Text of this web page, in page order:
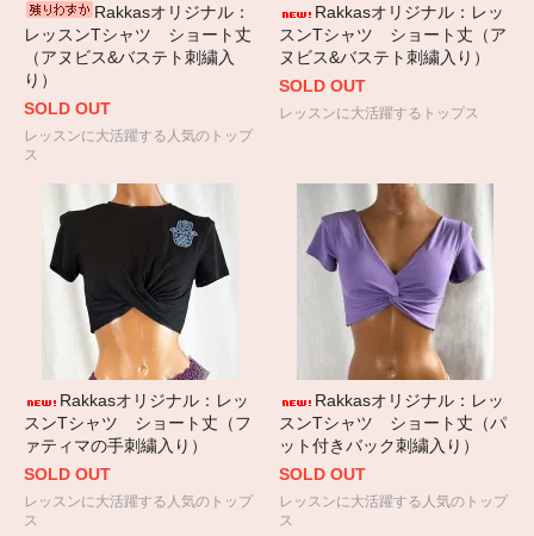
Rakkasオリジナル：
レッスンTシャツ ショート丈
（アヌビス&バステト刺繍入
り）
SOLD OUT
レッスンに大活躍する人気のトップ
ス
Rakkasオリジナル：レッ
スンTシャツ ショート丈（ア
ヌビス&バステト刺繍入り）
SOLD OUT
レッスンに大活躍するトップス
Rakkasオリジナル：レッ
スンTシャツ ショート丈（フ
ァティマの手刺繍入り）
SOLD OUT
レッスンに大活躍する人気のトップ
ス
Rakkasオリジナル：レッ
スンTシャツ ショート丈（パ
ット付きバック刺繍入り）
SOLD OUT
レッスンに大活躍する人気のトップ
ス